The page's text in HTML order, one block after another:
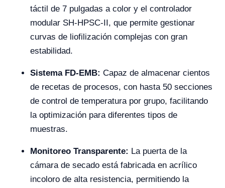
táctil de 7 pulgadas a color y el controlador
modular SH-HPSC-II, que permite gestionar
curvas de liofilización complejas con gran
estabilidad.
Sistema FD-EMB: Capaz de almacenar cientos
de recetas de procesos, con hasta 50 secciones
de control de temperatura por grupo, facilitando
la optimización para diferentes tipos de
muestras.
Monitoreo Transparente: La puerta de la
cámara de secado está fabricada en acrílico
incoloro de alta resistencia, permitiendo la